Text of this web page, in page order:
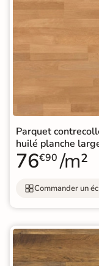
Parquet
huilé planche
76€90 /m²
Commander un